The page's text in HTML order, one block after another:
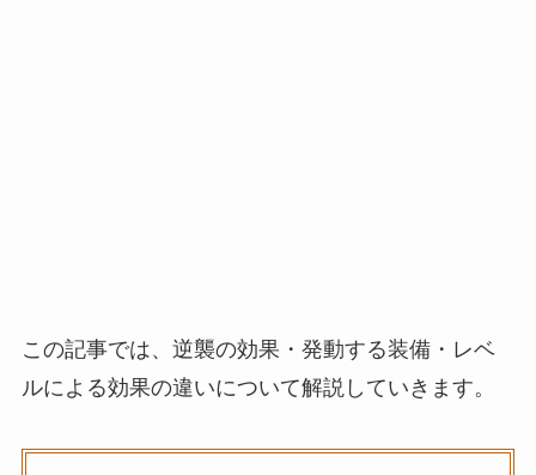
この記事では、逆襲の効果・発動する装備・レベ
ルによる効果の違いについて解説していきます。